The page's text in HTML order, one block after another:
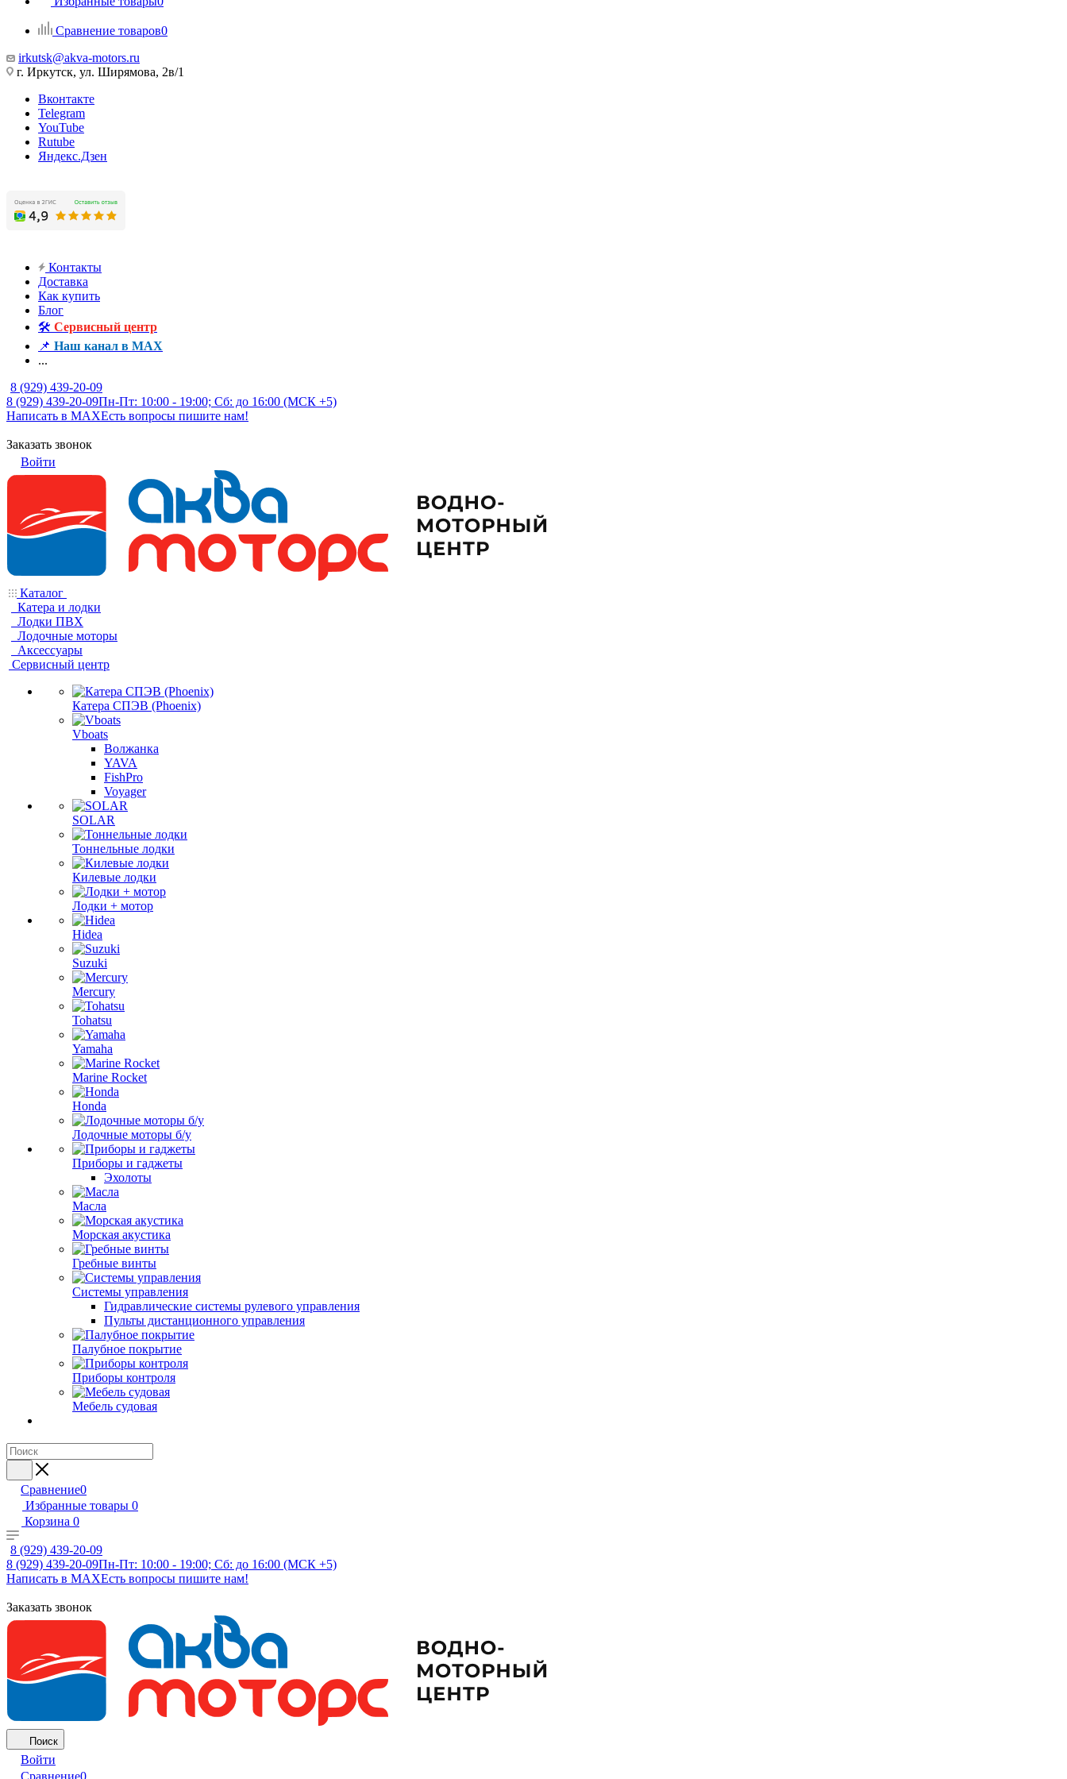
Сравнение товаров0
irkutsk@akva-motors.ru
г. Иркутск, ул. Ширямова, 2в/1
Вконтакте
Telegram
YouTube
Rutube
Яндекс.Дзен
Контакты
Доставка
Как купить
Блог
🛠️ Сервисный центр
📌 Наш канал в MAX
...
8 (929) 439-20-09
8 (929) 439-20-09Пн-Пт: 10:00 - 19:00; Сб: до 16:00 (МСК +5)
Написать в MAXЕсть вопросы пишите нам!
Заказать звонок
Войти
Каталог
Катера и лодки
Лодки ПВХ
Лодочные моторы
Аксессуары
Сервисный центр
Катера СПЭВ (Phoenix)
Vboats
Волжанка
YAVA
FishPro
Voyager
SOLAR
Тоннельные лодки
Килевые лодки
Лодки + мотор
Hidea
Suzuki
Mercury
Tohatsu
Yamaha
Marine Rocket
Honda
Лодочные моторы б/у
Приборы и гаджеты
Эхолоты
Масла
Морская акустика
Гребные винты
Системы управления
Гидравлические системы рулевого управления
Пульты дистанционного управления
Палубное покрытие
Приборы контроля
Мебель судовая
Сравнение0
Избранные товары 0
Корзина 0
8 (929) 439-20-09
8 (929) 439-20-09Пн-Пт: 10:00 - 19:00; Сб: до 16:00 (МСК +5)
Написать в MAXЕсть вопросы пишите нам!
Заказать звонок
Поиск
Войти
Сравнение0